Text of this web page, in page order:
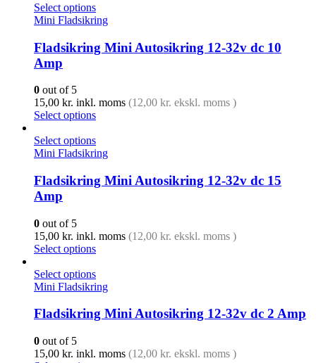
Select options
Mini Fladsikring
Fladsikring Mini Autosikring 12-32v dc 10
Amp
0 out of 5
15,00 kr. inkl. moms (12,00 kr. ekskl. moms )
Select options
Select options
Mini Fladsikring
Fladsikring Mini Autosikring 12-32v dc 15
Amp
0 out of 5
15,00 kr. inkl. moms (12,00 kr. ekskl. moms )
Select options
Select options
Mini Fladsikring
Fladsikring Mini Autosikring 12-32v dc 2 Amp
0 out of 5
15,00 kr. inkl. moms (12,00 kr. ekskl. moms )